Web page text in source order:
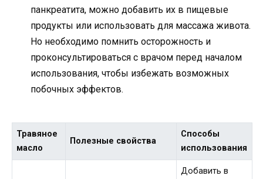
панкреатита, можно добавить их в пищевые
продукты или использовать для массажа живота.
Но необходимо помнить осторожность и
проконсультироваться с врачом перед началом
использования, чтобы избежать возможных
побочных эффектов.
Травяное
масло
Полезные свойства
Способы
использования
Добавить в